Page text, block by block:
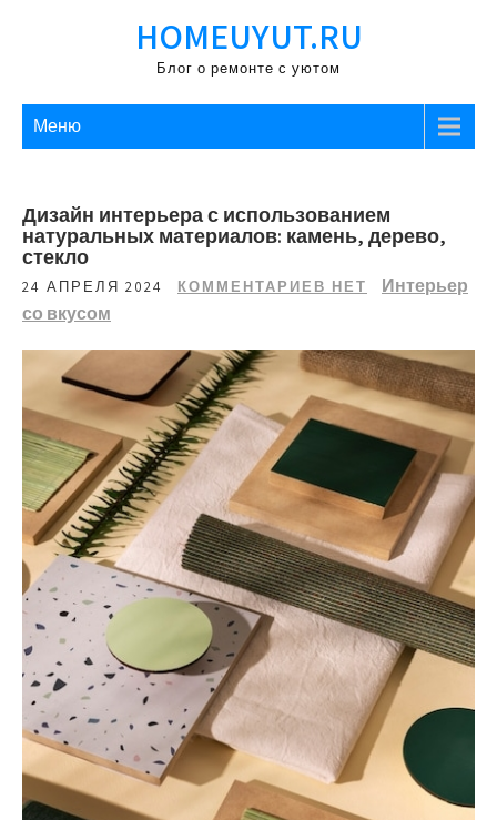
HOMEUYUT.RU
Блог о ремонте с уютом
Меню
Дизайн интерьера с использованием
натуральных материалов: камень, дерево,
стекло
24 АПРЕЛЯ 2024 КОММЕНТАРИЕВ НЕТ
Интерьер
со вкусом